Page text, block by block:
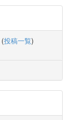
(投稿一覧)